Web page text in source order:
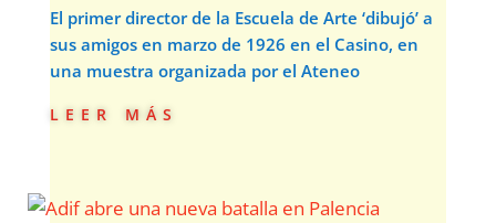
El primer director de la Escuela de Arte ‘dibujó’ a
sus amigos en marzo de 1926 en el Casino, en
una muestra organizada por el Ateneo
leer más